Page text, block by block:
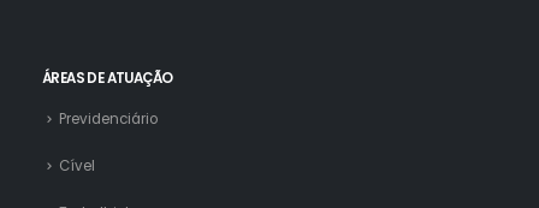
ÁREAS DE ATUAÇÃO
Previdenciário
Cível